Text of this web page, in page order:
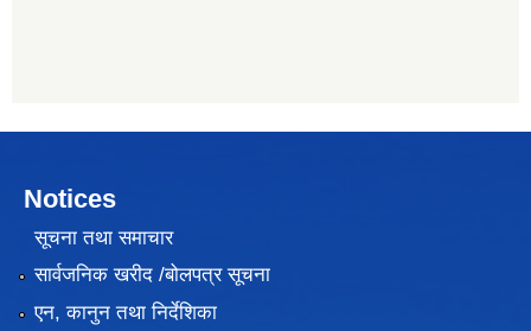
Notices
सूचना तथा समाचार
सार्वजनिक खरीद /बोलपत्र सूचना
एन, कानुन तथा निर्देशिका